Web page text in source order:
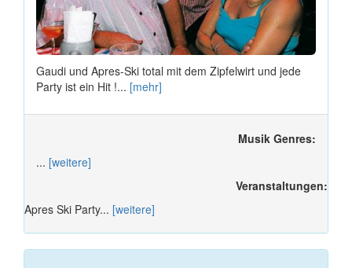
Gaudi und Apres-Ski total mit dem Zipfelwirt und jede
Party ist ein Hit !... [mehr]
Musik Genres:
... [weitere]
Veranstaltungen:
Apres Ski Party... [weitere]